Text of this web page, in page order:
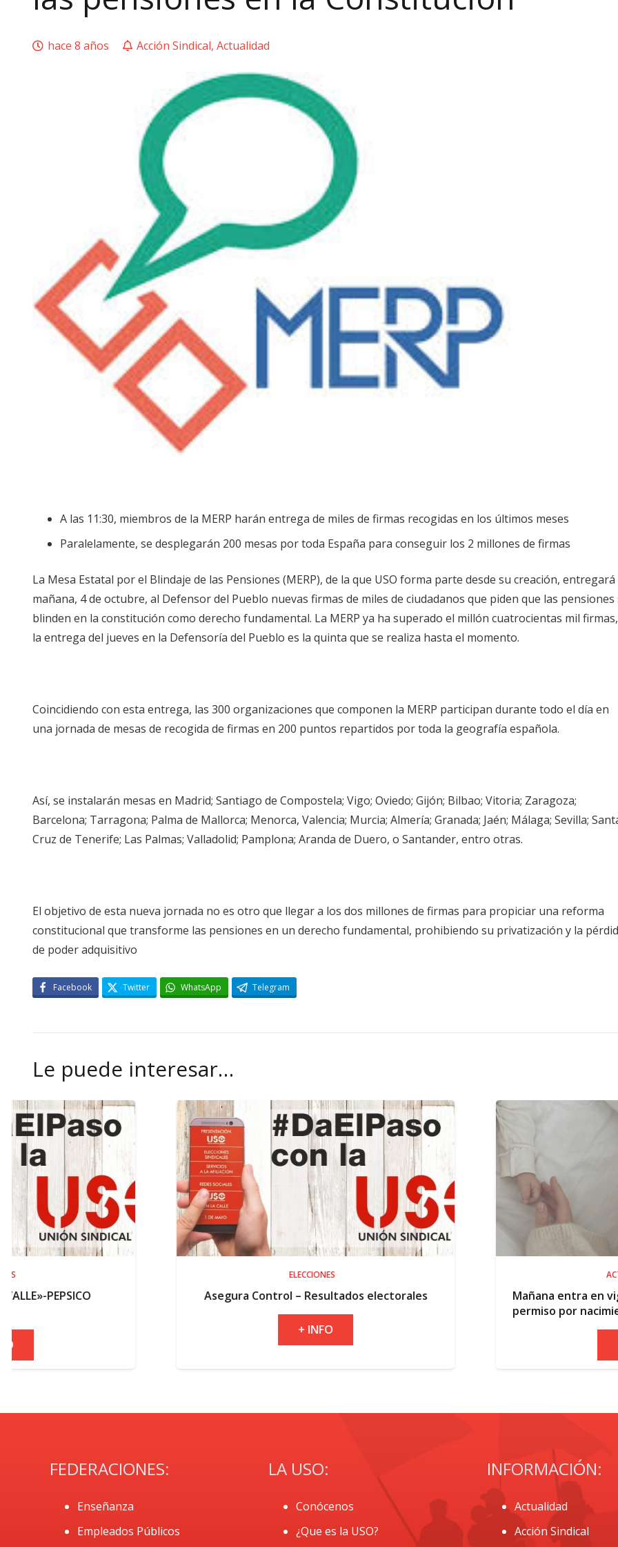
hace 8 años Acción Sindical, Actualidad
A las 11:30, miembros de la MERP harán entrega de miles de firmas recogidas en los últimos meses
Paralelamente, se desplegarán 200 mesas por toda España para conseguir los 2 millones de firmas
La Mesa Estatal por el Blindaje de las Pensiones (MERP), de la que USO forma parte desde su creación, entregará
mañana, 4 de octubre, al Defensor del Pueblo nuevas firmas de miles de ciudadanos que piden que las pensiones
blinden en la constitución como derecho fundamental. La MERP ya ha superado el millón cuatrocientas mil
la entrega del jueves en la Defensoría del Pueblo es la quinta que se realiza hasta el momento.
Coincidiendo con esta entrega, las 300 organizaciones que componen la MERP participan durante todo el día en
una jornada de mesas de recogida de firmas en 200 puntos repartidos por toda la geografía española.
Así, se instalarán mesas en Madrid; Santiago de Compostela; Vigo; Oviedo; Gijón; Bilbao; Vitoria; Zaragoza;
Barcelona; Tarragona; Palma de Mallorca; Menorca, Valencia; Murcia; Almería; Granada; Jaén; Málaga; Sevilla;
Cruz de Tenerife; Las Palmas; Valladolid; Pamplona; Aranda de Duero, o Santander, entro otras.
El objetivo de esta nueva jornada no es otro que llegar a los dos millones de firmas para propiciar una reforma
constitucional que transforme las pensiones en un derecho fundamental, prohibiendo su privatización y la
de poder adquisitivo
Facebook Twitter WhatsApp Telegram
Le puede interesar…
Asegura Control – Resultados electorales
Mañana entra en vigor la ampliación del
permiso por nacimiento
FEDERACIONES:
Enseñanza
Empleados Públicos
LA USO:
Conócenos
¿Que es la USO?
INFORMACIÓN:
Actualidad
Acción Sindical